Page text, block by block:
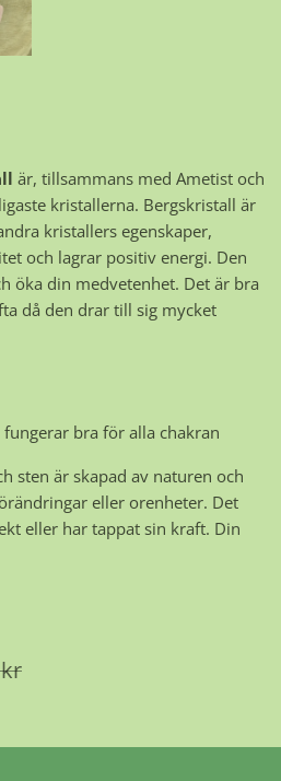
är, tillsammans med Ametist och
kristallerna. Bergskristall är
kristallers egenskaper,
och lagrar positiv energi. Den
öka din medvetenhet. Det är bra
då den drar till sig mycket
bra för alla chakran
sten är skapad av naturen och
eller orenheter. Det
eller har tappat sin kraft. Din